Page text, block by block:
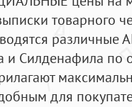
товарного
и Силденафила по
для